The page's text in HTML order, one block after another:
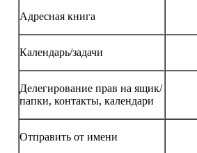
Адресная книга
Календарь/задачи
Делегирование прав на ящик/
папки, контакты, календари
Отправить от имени